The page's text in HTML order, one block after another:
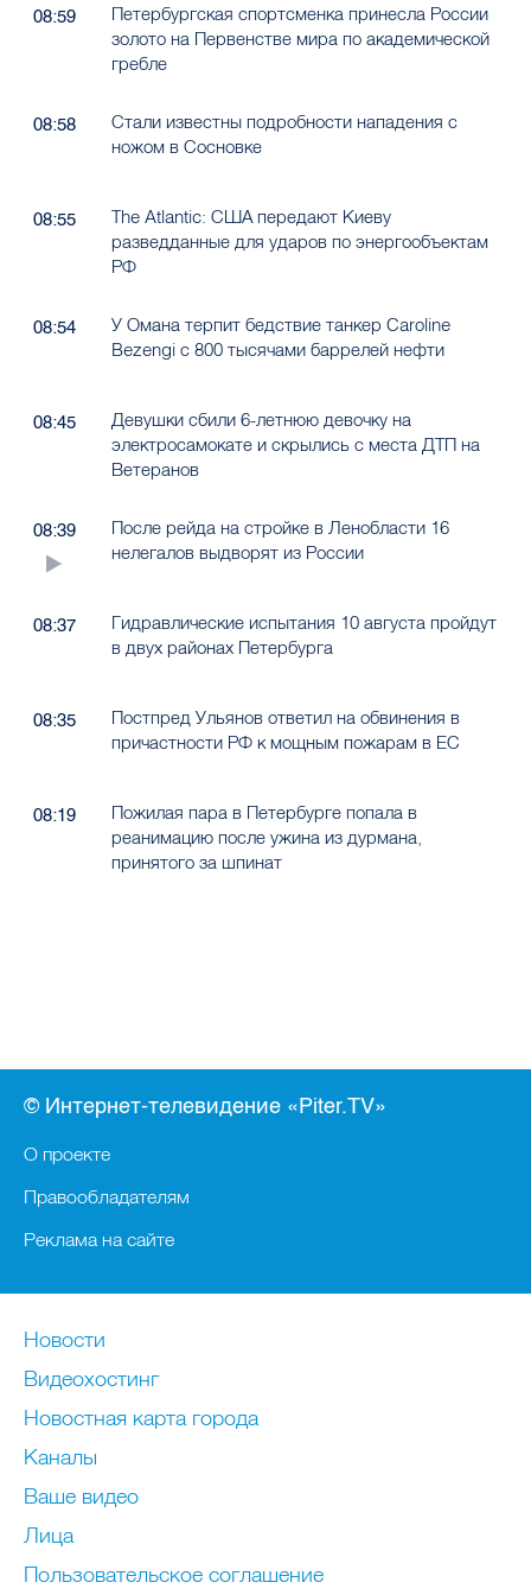
08:59
Петербургская спортсменка принесла России
золото на Первенстве мира по академической
гребле
08:58
Стали известны подробности нападения с
ножом в Сосновке
08:55
The Atlantic: США передают Киеву
разведданные для ударов по энергообъектам
РФ
08:54
У Омана терпит бедствие танкер Caroline
Bezengi с 800 тысячами баррелей нефти
08:45
Девушки сбили 6-летнюю девочку на
электросамокате и скрылись с места ДТП на
Ветеранов
08:39
После рейда на стройке в Ленобласти 16
нелегалов выдворят из России
08:37
Гидравлические испытания 10 августа пройдут
в двух районах Петербурга
08:35
Постпред Ульянов ответил на обвинения в
причастности РФ к мощным пожарам в ЕС
08:19
Пожилая пара в Петербурге попала в
реанимацию после ужина из дурмана,
принятого за шпинат
© Интернет-телевидение «Piter.TV»
О проекте
Правообладателям
Реклама на сайте
Новости
Видеохостинг
Новостная карта города
Каналы
Ваше видео
Лица
Пользовательское соглашение